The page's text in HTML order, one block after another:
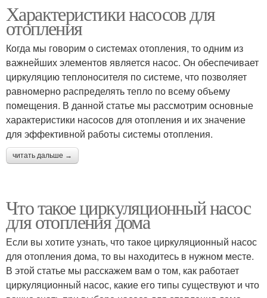
Характеристики насосов для
отопления
Когда мы говорим о системах отопления, то одним из
важнейших элементов является насос. Он обеспечивает
циркуляцию теплоносителя по системе, что позволяет
равномерно распределять тепло по всему объему
помещения. В данной статье мы рассмотрим основные
характеристики насосов для отопления и их значение
для эффективной работы системы отопления.
читать дальше →
Что такое циркуляционный насос
для отопления дома
Если вы хотите узнать, что такое циркуляционный насос
для отопления дома, то вы находитесь в нужном месте.
В этой статье мы расскажем вам о том, как работает
циркуляционный насос, какие его типы существуют и что